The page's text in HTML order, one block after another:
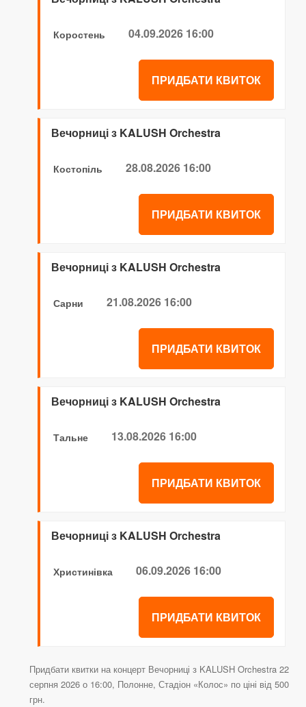
Коростень 04.09.2026 16:00
ПРИДБАТИ КВИТОК
Вечорниці з KALUSH Orchestra
Костопіль 28.08.2026 16:00
ПРИДБАТИ КВИТОК
Вечорниці з KALUSH Orchestra
Сарни 21.08.2026 16:00
ПРИДБАТИ КВИТОК
Вечорниці з KALUSH Orchestra
Тальне 13.08.2026 16:00
ПРИДБАТИ КВИТОК
Вечорниці з KALUSH Orchestra
Христинівка 06.09.2026 16:00
ПРИДБАТИ КВИТОК
Придбати квитки на концерт Вечорниці з KALUSH Orchestra 22
серпня 2026 о 16:00, Полонне, Стадіон «Колос» по ціні від 500
грн.